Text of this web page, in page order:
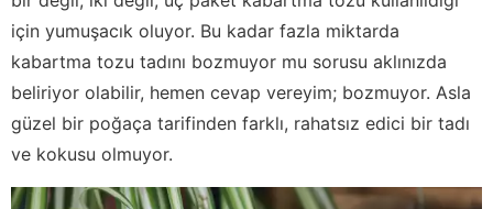
için yumuşacık oluyor. Bu kadar fazla miktarda
kabartma tozu tadını bozmuyor mu sorusu aklınızda
beliriyor olabilir, hemen cevap vereyim; bozmuyor. Asla
güzel bir poğaça tarifinden farklı, rahatsız edici bir tadı
ve kokusu olmuyor.